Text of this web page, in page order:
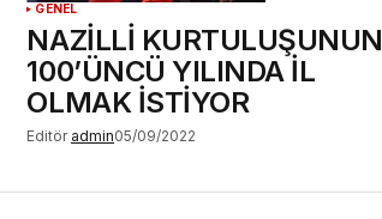
GENEL
NAZİLLİ KURTULUŞUNUN
100’ÜNCÜ YILINDA İL
OLMAK İSTİYOR
Editör admin05/09/2022